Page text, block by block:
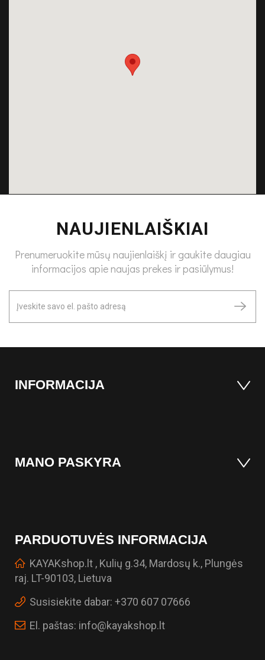
NAUJIENLAIŠKIAI
Prenumeruokite mūsų naujienlaiškį ir gaukite daugiau
informacijos apie naujas prekes ir pasiūlymus!
INFORMACIJA
MANO PASKYRA
PARDUOTUVĖS INFORMACIJA
KAYAKshop.lt , Kulių g.34, Mardosų k., Plungės
raj. LT-90103, Lietuva
Susisiekite dabar: +370 607 07666
El. paštas: info@kayakshop.lt